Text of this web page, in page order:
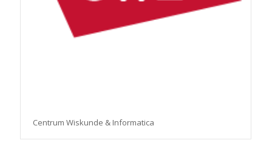
Centrum Wiskunde & Informatica